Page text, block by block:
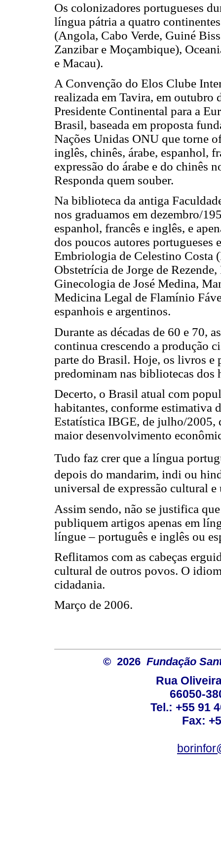
Os colonizadores portugueses
língua pátria a quatro
(Angola, Cabo Verde, Guiné
Zanzibar e Moçambique),
e Macau).
A Convenção do Elos Clube
realizada em Tavira, em outubro
Presidente Continental para a
Brasil, baseada em proposta
Nações Unidas ONU que torne
inglês, chinês, árabe, espanhol,
expressão do árabe e do chinês
Responda quem souber.
Na biblioteca da antiga
nos graduamos em dezembro/
espanhol, francês e inglês, e
dos poucos autores
Embriologia de Celestino Costa
Obstetrícia de Jorge de
Ginecologia de José Medina,
Medicina Legal de Flamínio
espanhois e argentinos.
Durante as décadas de 60 e 70,
continua crescendo a produção
parte do Brasil. Hoje, os livros
predominam nas bibliotecas dos
Decerto, o Brasil atual com
habitantes, conforme estimativa
Estatística IBGE, de julho/2005,
maior desenvolvimento
Tudo faz crer que a língua
depois do mandarim, indi ou
universal de expressão cultural
Assim sendo, não se justifica
publiquem artigos apenas em
língue – português e inglês ou
Reflitamos com as cabeças
cultural de outros povos. O
cidadania.
Março de 2006.
© 2026 Fundação
Rua
66050-
Tel.: +55 91
Fax: